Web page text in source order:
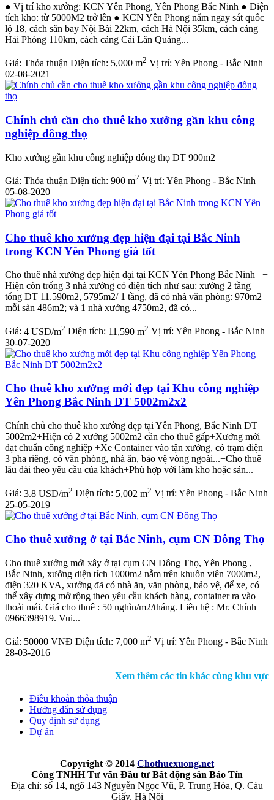
● Vị trí kho xưởng: KCN Yên Phong, Yên Phong Bắc Ninh ● Diện
tích kho: từ 5000M2 trở lên ● KCN Yên Phong nằm ngay sát quốc
lộ 18, cách sân bay Nội Bài 22km, cách Hà Nội 35km, cách cảng
Hải Phòng 110km, cách cảng Cái Lân Quảng...
Giá: Thỏa thuận Diện tích: 5,000 m2 Vị trí: Yên Phong - Bắc Ninh
02-08-2021
Chính chủ cần cho thuê kho xưởng gần khu công
nghiệp đông thọ
Kho xưởng gần khu công nghiệp đông thọ DT 900m2
Giá: Thỏa thuận Diện tích: 900 m2 Vị trí: Yên Phong - Bắc Ninh
05-08-2020
Cho thuê kho xưởng đẹp hiện đại tại Bắc Ninh
trong KCN Yên Phong giá tốt
Cho thuê nhà xưởng đẹp hiện đại tại KCN Yên Phong Bắc Ninh +
Hiện còn trống 3 nhà xưởng có diện tích như sau: xưởng 2 tầng
tổng DT 11.590m2, 5795m2/ 1 tầng, đã có nhà văn phòng: 970m2
mỗi sàn 486m2; và 1 nhà xưởng 4750m2, đã có...
Giá: 4 USD/m2 Diện tích: 11,590 m2 Vị trí: Yên Phong - Bắc Ninh
30-07-2020
Cho thuê kho xưởng mới đẹp tại Khu công nghiệp
Yên Phong Bắc Ninh DT 5002m2x2
Chính chủ cho thuê kho xưởng đẹp tại Yên Phong, Bắc Ninh DT
5002m2+Hiện có 2 xưởng 5002m2 cần cho thuê gấp+Xưởng mới
đạt chuẩn công nghiệp +Xe Container vào tận xưởng, có trạm điện
3 pha riêng, có văn phòng, nhà ăn, bảo vệ vòng ngoài...+Cho thuê
lâu dài theo yêu cầu của khách+Phù hợp với làm kho hoặc sản...
Giá: 3.8 USD/m2 Diện tích: 5,002 m2 Vị trí: Yên Phong - Bắc Ninh
25-05-2019
Cho thuê xưởng ở tại Bắc Ninh, cụm CN Đông Thọ
Cho thuê xưởng mới xây ở tại cụm CN Đông Thọ, Yên Phong ,
Bắc Ninh, xưởng diện tích 1000m2 nằm trên khuôn viên 7000m2,
điện 320 KVA, xưởng đã có nhà ăn, văn phòng, bảo vệ, để xe, có
thể xây dựng mở rộng theo yêu cầu khách hàng, container ra vào
thoải mái. Giá cho thuê : 50 nghìn/m2/tháng. Liên hệ : Mr. Chính
0966398919. Vui...
Giá: 50000 VNĐ Diện tích: 7,000 m2 Vị trí: Yên Phong - Bắc Ninh
28-03-2016
Xem thêm các tin khác cùng khu vực
Điều khoản thỏa thuận
Hướng dẩn sử dụng
Quy định sử dụng
Dự án
Copyright © 2014 Chothuexuong.net
Công TNHH Tư vấn Đầu tư Bất động sản Bảo Tín
Địa chỉ: số 14, ngõ 143 Nguyễn Ngọc Vũ, P. Trung Hòa, Q. Càu
Giấy, Hà Nội